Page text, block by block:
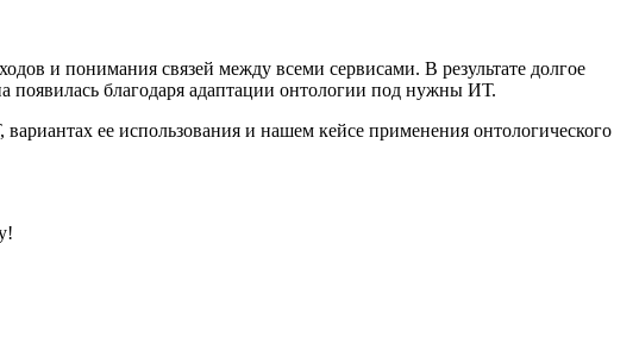
и понимания связей между всеми сервисами. В результате долгое
благодаря адаптации онтологии под нужны ИТ.
ее использования и нашем кейсе применения онтологического